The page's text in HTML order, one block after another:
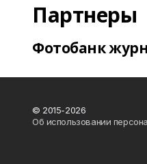
Партнеры
Фотобанк
© 2015-2026
Об использовании